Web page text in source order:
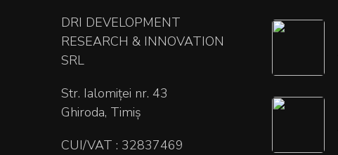
DRI DEVELOPMENT
RESEARCH & INNOVATION
SRL
Str. Ialomiței nr. 43
Ghiroda, Timiș
CUI/VAT : 32837469